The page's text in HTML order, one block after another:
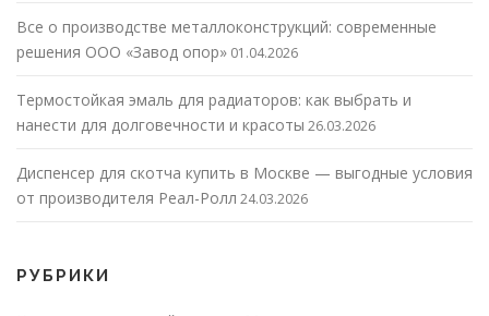
Все о производстве металлоконструкций: современные
решения ООО «Завод опор» 01.04.2026
Термостойкая эмаль для радиаторов: как выбрать и
нанести для долговечности и красоты 26.03.2026
Диспенсер для скотча купить в Москве — выгодные условия
от производителя Реал-Ролл 24.03.2026
РУБРИКИ